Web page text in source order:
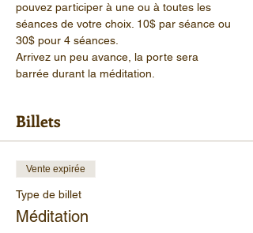
pouvez participer à une ou à toutes les
séances de votre choix. 10$ par séance ou
30$ pour 4 séances.
Arrivez un peu avance, la porte sera
barrée durant la méditation.
Billets
Vente expirée
Type de billet
Méditation